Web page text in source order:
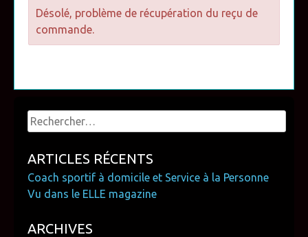
Désolé, problème de récupération du reçu de
commande.
Rechercher :
ARTICLES RÉCENTS
Coach sportif à domicile et Service à la Personne
Vu dans le ELLE magazine
ARCHIVES